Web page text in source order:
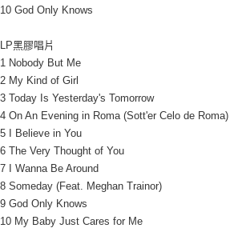
時審查核予不同之上限額度；若仍有額度不足之情形
５．嚴禁一人註冊多個帳號或使用他人資訊註冊。若
恩沛科技股份有限公司將有權停止該用戶之使用額度
北美國家/地區配送
歐洲國家/地區配送
10 God Only Knows
LP黑膠唱片
1 Nobody But Me
2 My Kind of Girl
3 Today Is Yesterday's Tomorrow
4 On An Evening in Roma (Sott'er Celo de Roma)
5 I Believe in You
6 The Very Thought of You
7 I Wanna Be Around
8 Someday (Feat. Meghan Trainor)
9 God Only Knows
10 My Baby Just Cares for Me